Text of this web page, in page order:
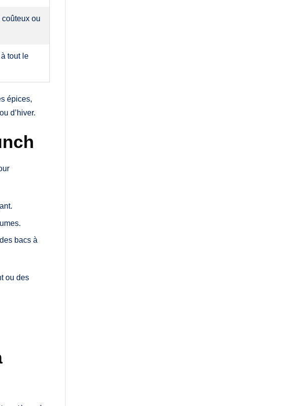
coûteux ou
tout le
épices,
d’hiver.
bacs à
ou des